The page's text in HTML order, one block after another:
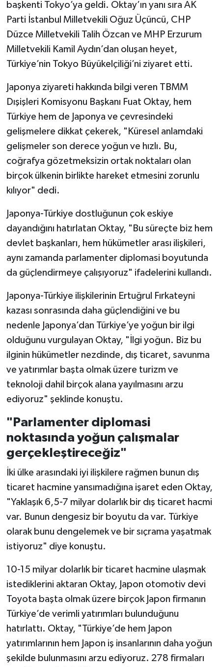
başkenti Tokyo’ya geldi. Oktay’ın yanı sıra AK
Parti İstanbul Milletvekili Oğuz Üçüncü, CHP
Düzce Milletvekili Talih Özcan ve MHP Erzurum
Milletvekili Kamil Aydın’dan oluşan heyet,
Türkiye’nin Tokyo Büyükelçiliği’ni ziyaret etti.
Japonya ziyareti hakkında bilgi veren TBMM
Dışişleri Komisyonu Başkanı Fuat Oktay, hem
Türkiye hem de Japonya ve çevresindeki
gelişmelere dikkat çekerek, "Küresel anlamdaki
gelişmeler son derece yoğun ve hızlı. Bu,
coğrafya gözetmeksizin ortak noktaları olan
birçok ülkenin birlikte hareket etmesini zorunlu
kılıyor" dedi.
Japonya-Türkiye dostluğunun çok eskiye
dayandığını hatırlatan Oktay, "Bu süreçte biz hem
devlet başkanları, hem hükümetler arası ilişkileri,
aynı zamanda parlamenter diplomasi boyutunda
da güçlendirmeye çalışıyoruz" ifadelerini kullandı.
Japonya-Türkiye ilişkilerinin Ertuğrul Fırkateyni
kazası sonrasında daha güçlendiğini ve bu
nedenle Japonya’dan Türkiye’ye yoğun bir ilgi
olduğunu vurgulayan Oktay, "İlgi yoğun. Biz bu
ilginin hükümetler nezdinde, dış ticaret, savunma
ve yatırımlar başta olmak üzere turizm ve
teknoloji dahil birçok alana yayılmasını arzu
ediyoruz" şeklinde konuştu.
"Parlamenter diplomasi
noktasında yoğun çalışmalar
gerçekleştireceğiz"
İki ülke arasındaki iyi ilişkilere rağmen bunun dış
ticaret hacmine yansımadığına işaret eden Oktay,
"Yaklaşık 6,5-7 milyar dolarlık bir dış ticaret hacmi
var. Bunun dengesiz bir boyutu da var. Türkiye
olarak bunu dengelemek ve bir sıçrama yaşatmak
istiyoruz" diye konuştu.
10-15 milyar dolarlık bir ticaret hacmine ulaşmak
istediklerini aktaran Oktay, Japon otomotiv devi
Toyota başta olmak üzere birçok Japon firmanın
Türkiye’de verimli yatırımları bulunduğunu
hatırlattı. Oktay, "Türkiye’de hem Japon
yatırımlarının hem Japon iş insanlarının daha yoğun
şekilde bulunmasını arzu ediyoruz. 278 firmaları